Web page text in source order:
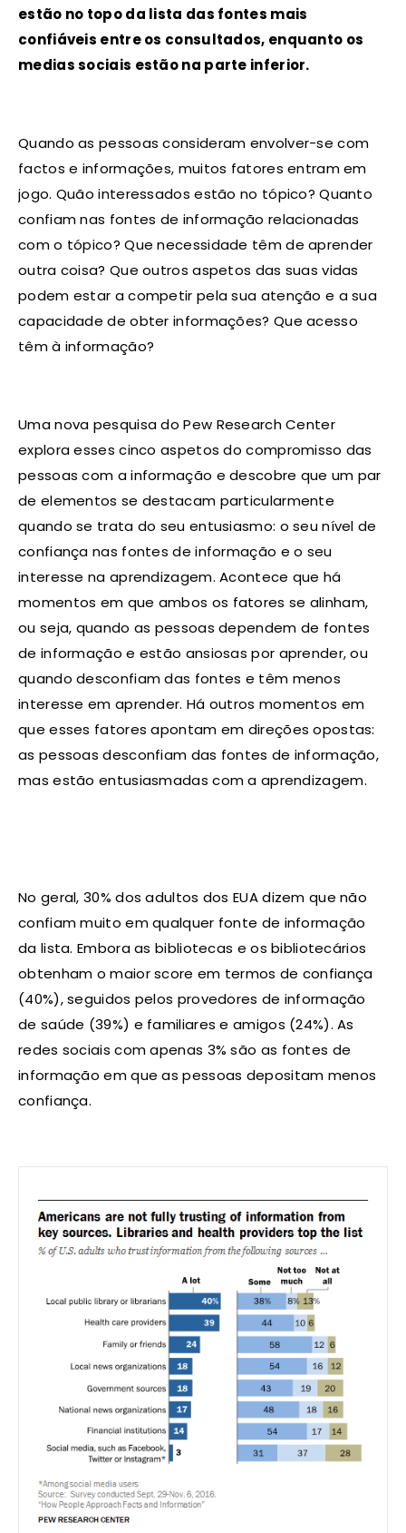
estão no topo da lista das fontes mais
confiáveis ​​entre os consultados, enquanto os
medias sociais estão na parte inferior.
Quando as pessoas consideram envolver-se com
factos e informações, muitos fatores entram em
jogo. Quão interessados ​​estão no tópico? Quanto
confiam nas fontes de informação relacionadas
com o tópico? Que necessidade têm de aprender
outra coisa? Que outros aspetos das suas vidas
podem estar a competir pela sua atenção e a sua
capacidade de obter informações? Que acesso
têm à informação?
Uma nova pesquisa do Pew Research Center
explora esses cinco aspetos do compromisso das
pessoas com a informação e descobre que um par
de elementos se destacam particularmente
quando se trata do seu entusiasmo: o seu nível de
confiança nas fontes de informação e o seu
interesse na aprendizagem. Acontece que há
momentos em que ambos os fatores se alinham,
ou seja, quando as pessoas dependem de fontes
de informação e estão ansiosas por aprender, ou
quando desconfiam das fontes e têm menos
interesse em aprender. Há outros momentos em
que esses fatores apontam em direções opostas:
as pessoas desconfiam das fontes de informação,
mas estão entusiasmadas com a aprendizagem.
No geral, 30% dos adultos dos EUA dizem que não
confiam muito em qualquer fonte de informação
da lista. Embora as bibliotecas e os bibliotecários
obtenham o maior score em termos de confiança
(40%), seguidos pelos provedores de informação
de saúde (39%) e familiares e amigos (24%). As
redes sociais com apenas 3% são as fontes de
informação em que as pessoas depositam menos
confiança.